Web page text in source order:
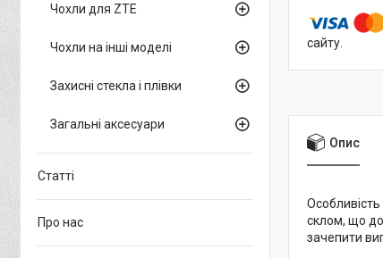
сайту.
Опис
склом, що
зачепити
Чохли для ZTE
Чохли на інші моделі
Захисні стекла і плівки
Загальні аксесуари
Статті
Про нас